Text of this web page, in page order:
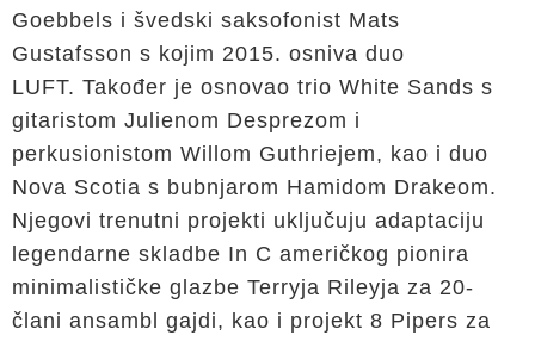
Goebbels i švedski saksofonist Mats
Gustafsson s kojim 2015. osniva duo
LUFT. Također je osnovao trio White Sands s
gitaristom Julienom Desprezom i
perkusionistom Willom Guthriejem, kao i duo
Nova Scotia s bubnjarom Hamidom Drakeom.
Njegovi trenutni projekti uključuju adaptaciju
legendarne skladbe In C američkog pionira
minimalističke glazbe Terryja Rileyja za 20-
člani ansambl gajdi, kao i projekt 8 Pipers za